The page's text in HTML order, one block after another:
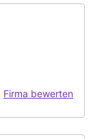
Firma bewerten